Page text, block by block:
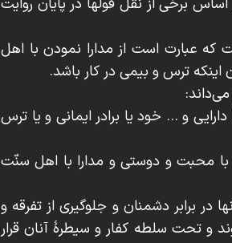
که عبارت است از مدارا نمودن با اهل
ترس و بیمی در کار باشد.
و ... خود یا برادر ایمانی و یا ترس
محبت و دوستی و مدارا با اهل سنّت
برابر دشمنان و جلوگیری از تفرقه و
و تحت سلطه کفار و سیطرۀ آنان قرار